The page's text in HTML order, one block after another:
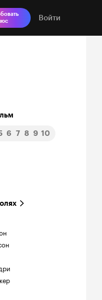
Войти
6 7 8 9 10